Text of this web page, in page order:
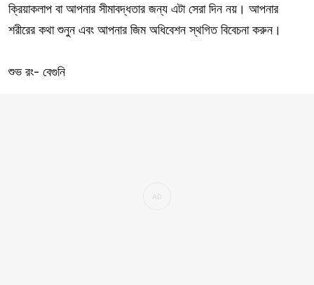
ক্রিয়াকলাপ বা আপনার সীমাবদ্ধতার জন্য এটা সেরা দিন নয়। আপনার
শরীরের কথা শুনুন এবং আপনার জিম অধিবেশন স্থগিত বিবেচনা করুন।
শুভ রং- বেগুনি